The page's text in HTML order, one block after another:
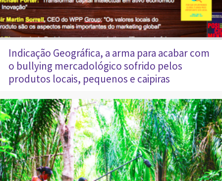
Indicação Geográfica, a arma para acabar com
o bullying mercadológico sofrido pelos
produtos locais, pequenos e caipiras